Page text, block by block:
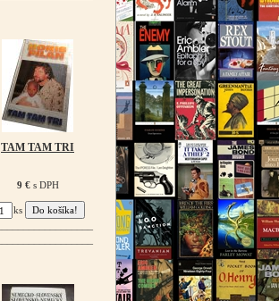
TAM TAM TRI
9 €s DPH
ks